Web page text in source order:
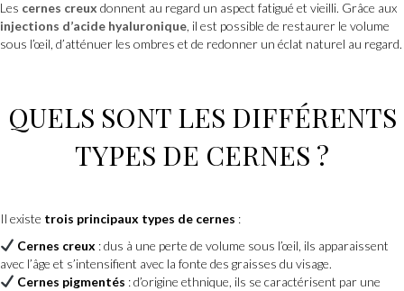
Les cernes creux donnent au regard un aspect fatigué et vieilli. Grâce aux
injections d’acide hyaluronique, il est possible de restaurer le volume
sous l’œil, d’atténuer les ombres et de redonner un éclat naturel au regard.
QUELS SONT LES DIFFÉRENTS
TYPES DE CERNES ?
Il existe trois principaux types de cernes :
Cernes creux : dus à une perte de volume sous l’œil, ils apparaissent
avec l’âge et s’intensifient avec la fonte des graisses du visage.
Cernes pigmentés : d’origine ethnique, ils se caractérisent par une